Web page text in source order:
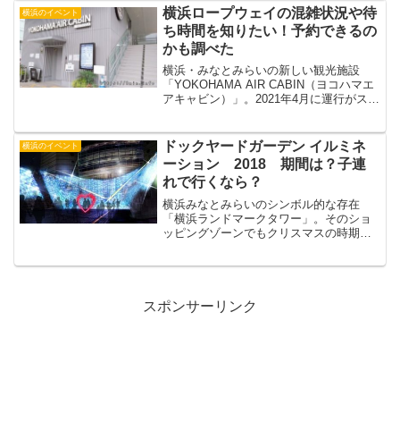
ルミネーション 2018 期間は？子連れ
で行くなら？」で...
横浜のイベント
横浜ロープウェイの混雑状況や待
ち時間を知りたい！予約できるの
かも調べた
横浜・みなとみらいの新しい観光施設
「YOKOHAMA AIR CABIN（ヨコハマエ
アキャビン）」。2021年4月に運行がスタ
浜ロープウェイの待ち時間はどのくら
い？...
横浜のイベント
ドックヤードガーデン イルミネ
ーション 2018 期間は？子連
れで行くなら？
横浜みなとみらいのシンボル的な存在
「横浜ランドマークタワー」。そのショ
ッピングゾーンでもクリスマスの時期に
スポンサーリンク